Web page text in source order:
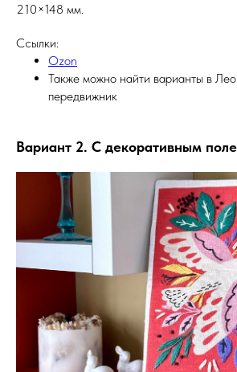
210×148 мм.
Ссылки:
Ozon
Также можно найти варианты в
передвижник
Вариант 2. С декоративным